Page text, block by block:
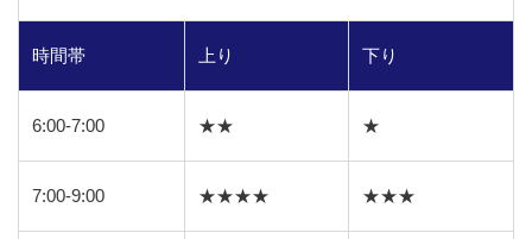
時間帯 上り 下り
6:00-7:00 ★★ ★
7:00-9:00 ★★★★ ★★★